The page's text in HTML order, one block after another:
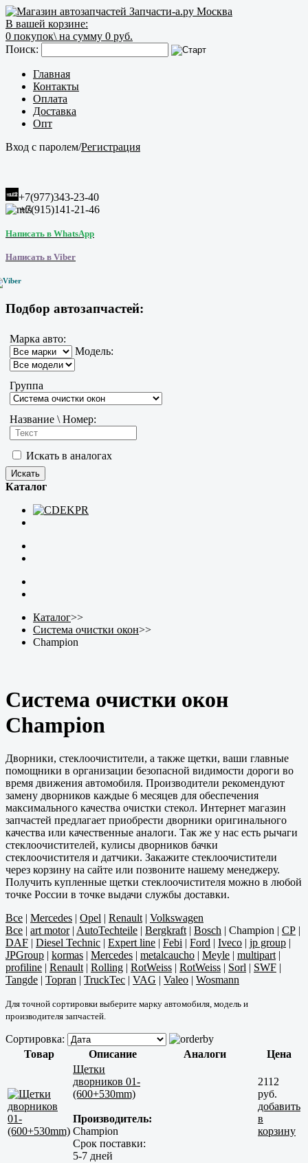
В вашей корзине:
0 покупок\ на сумму 0 руб.
Поиск:
Главная
Контакты
Оплата
Доставка
Опт
Вход с паролем/Регистрация
+7(977)343-23-40
+7(915)141-21-46
Написать в WhatsApp
Написать в Viber
Подбор автозапчастей:
Марка авто:
Модель:
Группа
Название \ Номер:
Искать в аналогах
Каталог
Каталог>>
Система очистки окон>>
Champion
Система очистки окон
Champion
Дворники, стеклоочистители, а также щетки, ваши главные
помощники в организации безопасной видимости дороги во
время движения автомобиля. Производители рекомендуют
замену дворников каждые 6 месяцев для обеспечения
максимального качества очистки стекол. Интернет магазин
запчастей предлагает приобрести дворники оригинального
качества или качественные аналоги. Так же у нас есть рычаги
стеклоочистителей, кулисы дворников бачки
стеклоочистителя и датчики. Закажите стеклоочистители
через корзину на сайте или позвоните нашему менеджеру.
Получить купленные щетки стеклоочистителя можно в любой
точке России в точке выдачи службы доставки.
Все | Mercedes | Opel | Renault | Volkswagen
Все | art motor| AutoTechteile | Bergkraft | Bosch | Champion | CP |
DAF | Diesel Technic | Expert line | Febi | Ford | Iveco | jp group |
JPGroup | kormas | Mercedes | metalcaucho | Meyle | multipart |
profiline | Renault | Rolling | RotWeiss | RotWeiss | Sorl | SWF |
Tangde | Topran | TruckTec | VAG | Valeo | Wosmann
Для точной сортировки выберите марку автомобиля, модель и
производителя запчастей.
Сортировка:
Товар
Описание Аналоги
Цена
Щетки
дворников 01-
(600+530mm)
Производитель:
Champion
Срок поставки:
5-7 дней
2112
руб.
добавить
в
корзину